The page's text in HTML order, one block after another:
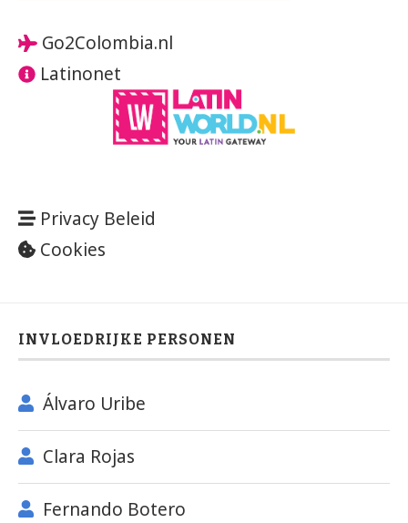
Go2Colombia.nl
Latinonet
Privacy Beleid
Cookies
INVLOEDRIJKE PERSONEN
Álvaro Uribe
Clara Rojas
Fernando Botero